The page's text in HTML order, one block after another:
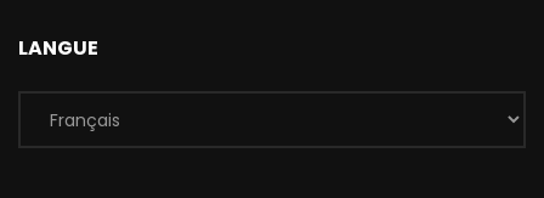
LANGUE